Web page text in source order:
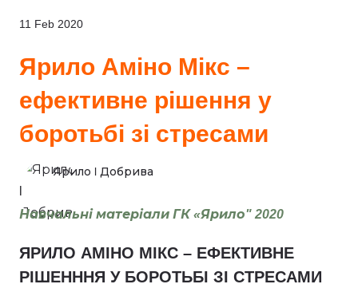
11 Feb 2020
Ярило Аміно Мікс –
ефективне рішення у
боротьбі зі стресами
Ярило l Добрива
Навчальні матеріали ГК «Ярило" 2020
ЯРИЛО АМІНО МІКС – ЕФЕКТИВНЕ
РІШЕНННЯ У БОРОТЬБІ ЗІ СТРЕСАМИ